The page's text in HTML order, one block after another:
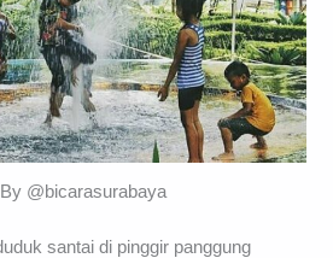
@bicarasurabaya
santai di pinggir panggung